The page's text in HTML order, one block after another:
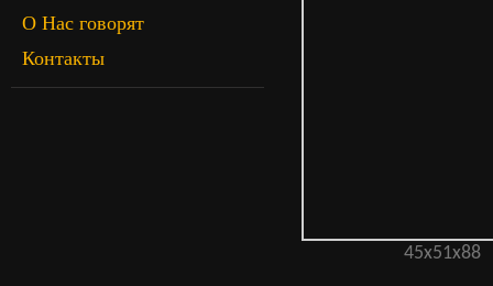
О Нас говорят
Контакты
45x51x88